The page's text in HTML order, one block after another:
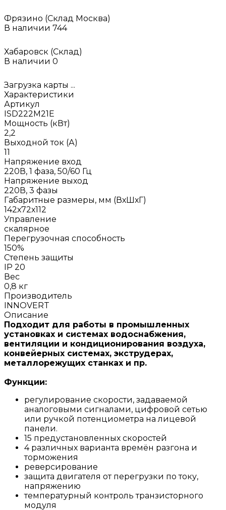
Фрязино (Склад Москва)
В наличии 744
Хабаровск (Склад)
В наличии 0
Загрузка карты ...
Характеристики
Артикул
ISD222M21E
Мощность (кВт)
2,2
Выходной ток (А)
11
Напряжение вход
220В, 1 фаза, 50/60 Гц
Напряжение выход
220В, 3 фазы
Габаритные размеры, мм (ВхШхГ)
142х72х112
Управление
скалярное
Перегрузочная способность
150%
Степень защиты
IP 20
Вес
0,8 кг
Производитель
INNOVERT
Описание
Подходит для работы в промышленных
установках и системах водоснабжения,
вентиляции и кондиционирования воздуха,
конвейерных системах, экструдерах,
металлорежущих станках и пр.
Функции:
регулирование скорости, задаваемой
аналоговыми сигналами, цифровой сетью
или ручкой потенциометра на лицевой
панели.
15 предустановленных скоростей
4 различных варианта времён разгона и
торможения
реверсирование
защита двигателя от перегрузки по току,
напряжению
температурный контроль транзисторного
модуля